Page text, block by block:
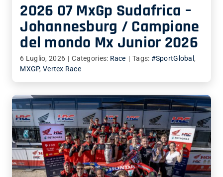
2026 07 MxGp Sudafrica –
Johannesburg / Campione
del mondo Mx Junior 2026
6 Luglio, 2026 | Categories: Race | Tags: #SportGlobal ,
MXGP, Vertex Race